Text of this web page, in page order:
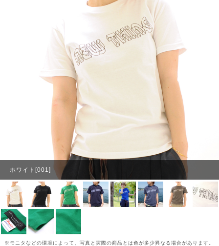
ホワイト[001]
※モニタなどの環境によって、写真と実際の商品とは色が多少異なる場合があります。